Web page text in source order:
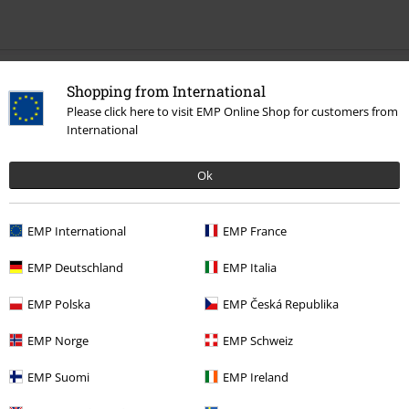
Shopping from International
Please click here to visit EMP Online Shop for customers from
International
Ok
EMP International EMP France
EMP Deutschland EMP Italia
EMP Polska EMP Česká Republika
EMP Norge EMP Schweiz
EMP Suomi EMP Ireland
Meer categorieën. Meer opties.
Sale % Bandmerch Wonen
E-mailnieuwsbrief